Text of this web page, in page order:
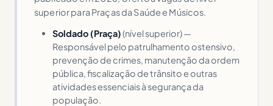
superior para Praças da Saúde e Músicos.
Soldado (Praça)(nível superior) —
Responsável pelo patrulhamento ostensivo,
prevenção de crimes, manutenção da ordem
pública, fiscalização de trânsito e outras
atividades essenciais à segurança da
população.